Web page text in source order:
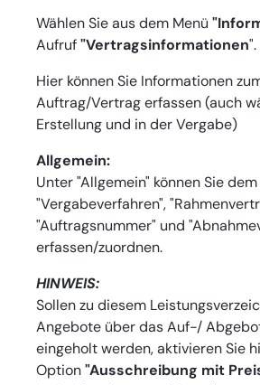
Wählen Sie aus dem Menü
Aufruf"Vertragsinformationen".
Hier können Sie Informationen
Auftrag/Vertrag erfassen (auch
Erstellung und in der Vergabe)
Allgemein:
Unter "Allgemein" können Sie dem
"Vergabeverfahren",
"Auftragsnummer" und
erfassen/zuordnen.
HINWEIS:
Sollen zu diesem
Angebote über das Auf-/
eingeholt werden, aktivieren Sie
Option"Ausschreibung mit